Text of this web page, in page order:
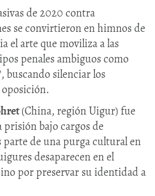
de 2020 contra
se convirtieron en himnos de
el arte que moviliza a las
penales ambiguos como
buscando silenciar los
(China, región Uigur) fue
bajo cargos de
parte de una purga cultural en
desaparecen en el
por preservar su identidad a